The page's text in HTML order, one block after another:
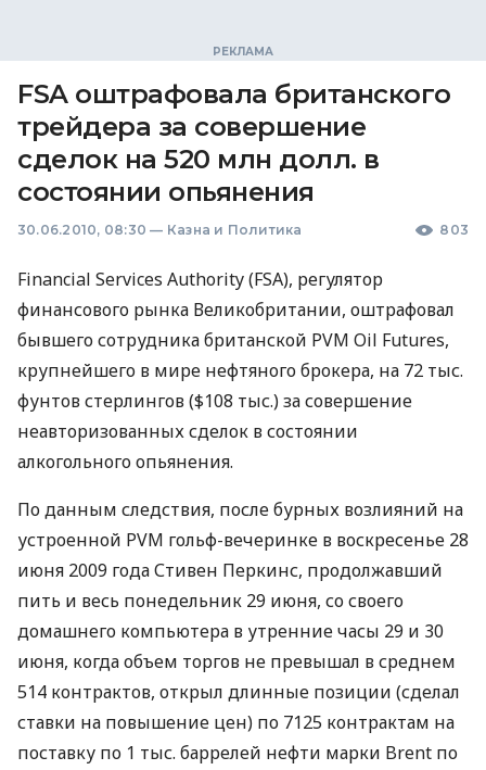
FSA оштрафовала британского
трейдера за совершение
сделок на 520 млн долл. в
состоянии опьянения
30.06.2010, 08:30 — Казна и Политика 803
Financial Services Authority (FSA), регулятор
финансового рынка Великобритании, оштрафовал
бывшего сотрудника британской PVM Oil Futures,
крупнейшего в мире нефтяного брокера, на 72 тыс.
фунтов стерлингов ($108 тыс.) за совершение
неавторизованных сделок в состоянии
алкогольного опьянения.
По данным следствия, после бурных возлияний на
устроенной PVM гольф-вечеринке в воскресенье 28
июня 2009 года Стивен Перкинс, продолжавший
пить и весь понедельник 29 июня, со своего
домашнего компьютера в утренние часы 29 и 30
июня, когда объем торгов не превышал в среднем
514 контрактов, открыл длинные позиции (сделал
ставки на повышение цен) по 7125 контрактам на
поставку по 1 тыс. баррелей нефти марки Brent по